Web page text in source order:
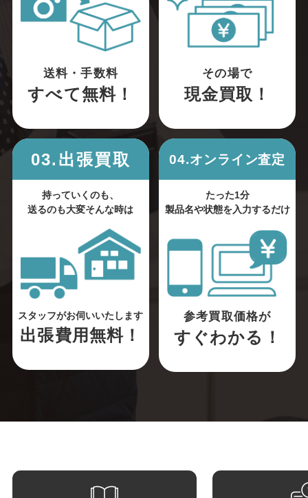
送料・手数料
すべて無料！
その場で
現金買取！
03.出張買取
持っていくのも、
送るのも大変そんな時は
スタッフがお伺いいたします
出張費用無料！
04.オンライン査定
たった1分
製品名や状態を入力するだけ
参考買取価格が
すぐわかる！